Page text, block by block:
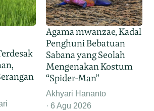
Agama mwanzae, Kadal
Penghuni Bebatuan
Sabana yang Seolah
Mengenakan Kostum
“Spider-Man”
Akhyari Hananto
6 Agu 2026